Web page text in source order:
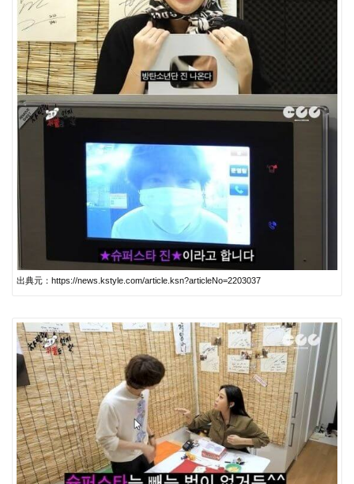
出典元：https://news.kstyle.com/article.ksn?articleNo=2203037